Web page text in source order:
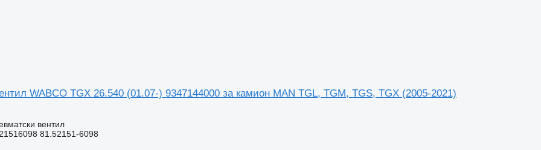
WABCO TGX 26.540 (01.07-) 9347144000 за камион MAN TGL, TGM, TGS, TGX (2005-2021)
вентил
81.52151-6098